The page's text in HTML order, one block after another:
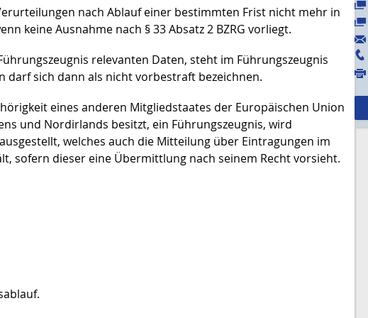
nach Ablauf einer bestimmten Frist nicht mehr in
keine Ausnahme nach § 33 Absatz 2 BZRG vorliegt.
relevanten Daten, steht im Führungszeugnis
darf sich dann als nicht vorbestraft bezeichnen.
eines anderen Mitgliedstaates der Europäischen Union
und Nordirlands besitzt, ein Führungszeugnis, wird
welches auch die Mitteilung über Eintragungen im
sofern dieser eine Übermittlung nach seinem Recht vorsieht.